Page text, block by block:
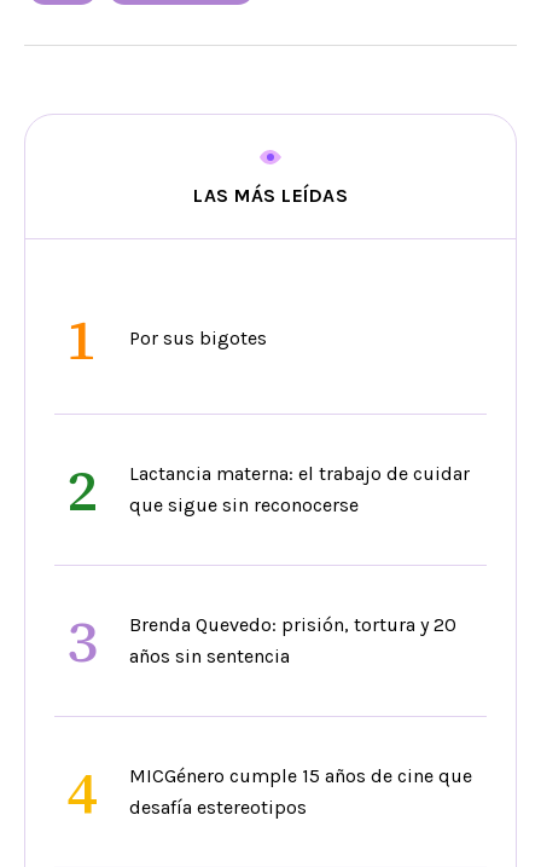
LAS MÁS LEÍDAS
1 Por sus bigotes
2
Lactancia materna: el trabajo de cuidar
que sigue sin reconocerse
3
Brenda Quevedo: prisión, tortura y 20
años sin sentencia
4
MICGénero cumple 15 años de cine que
desafía estereotipos